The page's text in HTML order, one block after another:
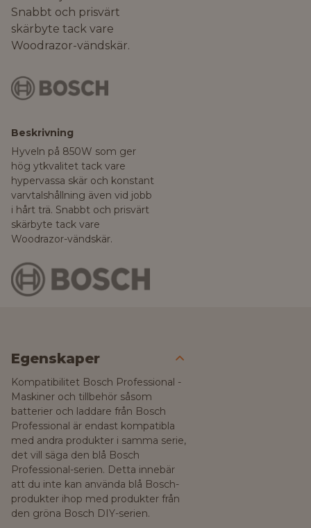
Snabbt och prisvärt
skärbyte tack vare
Woodrazor-vändskär.
Beskrivning
Hyveln på 850W som ger
hög ytkvalitet tack vare
hypervassa skär och konstant
varvtalshållning även vid jobb
i hårt trä. Snabbt och prisvärt
skärbyte tack vare
Woodrazor-vändskär.
Egenskaper
Kompatibilitet Bosch Professional -
Maskiner och tillbehör såsom
batterier och laddare från Bosch
Professional är endast kompatibla
med andra produkter i samma serie,
det vill säga den blå Bosch
Professional-serien. Detta innebär
att du inte kan använda blå Bosch-
produkter ihop med produkter från
den gröna Bosch DIY-serien.